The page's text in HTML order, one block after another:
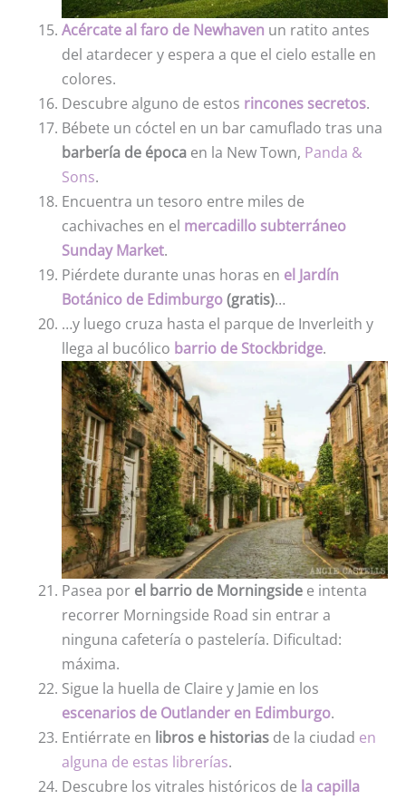
Acércate al faro de Newhaven un ratito antes
del atardecer y espera a que el cielo estalle en
colores.
Descubre alguno de estos rincones secretos.
Bébete un cóctel en un bar camuflado tras una
barbería de época en la New Town, Panda &
Sons.
Encuentra un tesoro entre miles de
cachivaches en el mercadillo subterráneo
Sunday Market.
Piérdete durante unas horas en el Jardín
Botánico de Edimburgo(gratis)…
…y luego cruza hasta el parque de Inverleith y
llega al bucólico barrio de Stockbridge.
Pasea por el barrio de Morningside e intenta
recorrer Morningside Road sin entrar a
ninguna cafetería o pastelería. Dificultad:
máxima.
Sigue la huella de Claire y Jamie en los
escenarios de Outlander en Edimburgo.
Entiérrate en libros e historias de la ciudad en
alguna de estas librerías.
Descubre los vitrales históricos de la capilla